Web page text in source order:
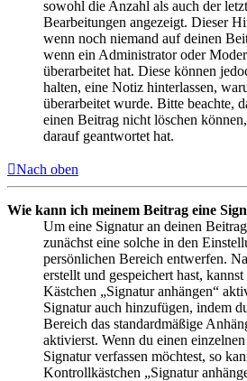
sowohl die Anzahl als auch der
Bearbeitungen angezeigt. Dieser
wenn noch niemand auf deinen
wenn ein Administrator oder
überarbeitet hat. Diese können
halten, eine Notiz hinterlassen,
überarbeitet wurde. Bitte beachte,
einen Beitrag nicht löschen
darauf geantwortet hat.
Nach oben
Wie kann ich meinem Beitrag eine
Um eine Signatur an deinen
zunächst eine solche in den
persönlichen Bereich entwerfen.
erstellt und gespeichert hast,
Kästchen „Signatur anhängen“
Signatur auch hinzufügen, indem
Bereich das standardmäßige
aktivierst. Wenn du einen
Signatur verfassen möchtest, so
Kontrollkästchen „Signatur